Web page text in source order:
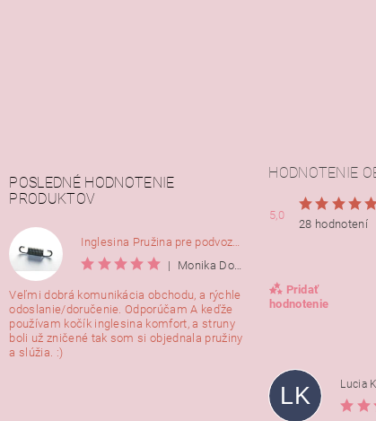
POSLEDNÉ HODNOTENIE
PRODUKTOV
|
Monika Dorušáková
Veľmi dobrá komunikácia obchodu, a rýchle
odoslanie/doručenie. Odporúčam A keďže
používam kočík inglesina komfort, a struny
boli už zničené tak som si objednala pružiny
a slúžia. :)
HODNOTENIE
5,0
28 hodnotení
Pridať
hodnotenie
LK
Lucia